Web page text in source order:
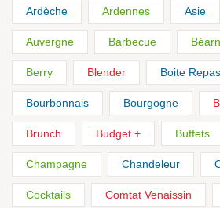
Ardèche Ardennes Asie
Auvergne Barbecue Béarn
Berry Blender Boite
Bourbonnais Bourgogne
Brunch Budget + Buffets
Champagne Chandeleur
Cocktails Comtat Venaissin